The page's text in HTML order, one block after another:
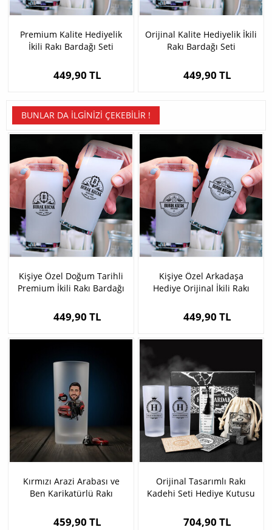
Premium Kalite Hediyelik
İkili Rakı Bardağı Seti
449,90 TL
Orijinal Kalite Hediyelik İkili
Rakı Bardağı Seti
449,90 TL
BUNLAR DA İLGINIZI ÇEKEBILIR !
Kişiye Özel Doğum Tarihli
Premium İkili Rakı Bardağı
449,90 TL
Kişiye Özel Arkadaşa
Hediye Orijinal İkili Rakı
449,90 TL
Kırmızı Arazi Arabası ve
Ben Karikatürlü Rakı
459,90 TL
Orijinal Tasarımlı Rakı
Kadehi Seti Hediye Kutusu
704,90 TL